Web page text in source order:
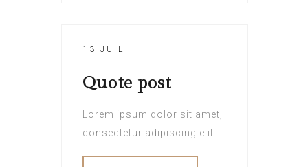
13 JUIL
Quote post
Lorem ipsum dolor sit amet,
consectetur adipiscing elit.